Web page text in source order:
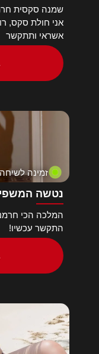
שמנה סקסית
אני חולת סקס,
אשראי ותתקשר
זמינה לשיחה
נטשה
המלכה הכי
התקשר עכשיו!